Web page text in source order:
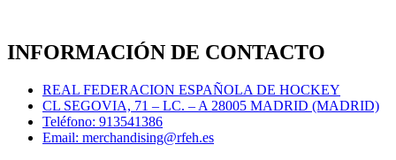
INFORMACIÓN DE CONTACTO
REAL FEDERACION ESPAÑOLA DE HOCKEY
CL SEGOVIA, 71 – LC. – A 28005 MADRID (MADRID)
Teléfono: 913541386
Email: merchandising@rfeh.es